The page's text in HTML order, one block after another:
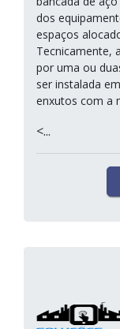
dos
espaços
Tecnicamente,
por uma ou
ser instalada
enxutos com a
<...